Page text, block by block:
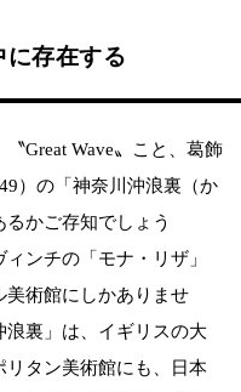
に存在する
Great Wave〟こと、葛飾
）の「神奈川沖浪裏（か
かご存知でしょう
ンチの「モナ・リザ」
美術館にしかありませ
浪裏」は、イギリスの大
タン美術館にも、日本